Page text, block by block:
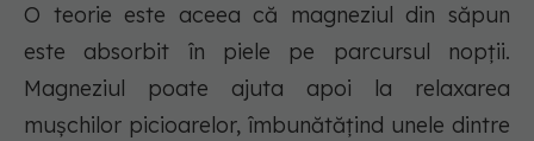
O teorie este aceea că magneziul din săpun
este absorbit în piele pe parcursul nopții.
Magneziul poate ajuta apoi la relaxarea
mușchilor picioarelor, îmbunătățind unele dintre